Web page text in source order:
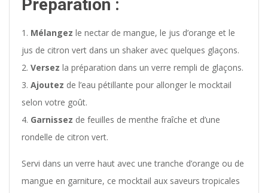
Préparation :
Mélangez le nectar de mangue, le jus d’orange et le
jus de citron vert dans un shaker avec quelques glaçons.
Versez la préparation dans un verre rempli de glaçons.
Ajoutez de l’eau pétillante pour allonger le mocktail
selon votre goût.
Garnissez de feuilles de menthe fraîche et d’une
rondelle de citron vert.
Servi dans un verre haut avec une tranche d’orange ou de
mangue en garniture, ce mocktail aux saveurs tropicales